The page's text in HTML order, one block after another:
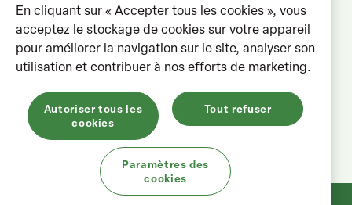
Schrijf nu in
CONTACTEZ CARUNA
Des questions ou remarques ?
Rue de la Presse 35,
1000 Bruxelles
En cliquant sur « Accepter tous les cookies », vous
acceptez le stockage de cookies sur votre appareil
pour améliorer la navigation sur le site, analyser son
utilisation et contribuer à nos efforts de marketing.
Autoriser tous les
cookies
Tout refuser
Paramètres des
cookies